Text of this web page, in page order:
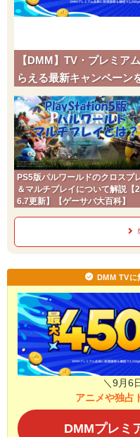
【DMM】TV・プレミア
らえる最新キャンペーン
チ】
PS5版パルワールドのクロスプ
＆マルチプレイについて解説【
6.7更新】【ゲーサバ大百科】
DMM TVに
＼9月6
アニメや独占
DMMプレミ